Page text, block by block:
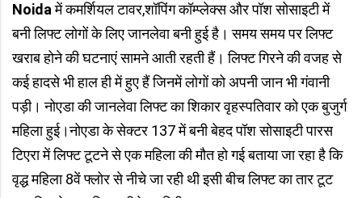
Noidaमें कमर्शियल टावर,शॉपिंग कॉम्प्लेक्स और पॉश सोसाइटी में
बनी लिफ्ट लोगों के लिए जानलेवा बनी हुई है। समय समय पर लिफ्ट
खराब होने की घटनाएं सामने आती रहती हैं। लिफ्ट गिरने की वजह से
कई हादसे भी हाल ही में हुए हैं जिनमें लोगों को अपनी जान भी गंवानी
पड़ी। नोएडा की जानलेवा लिफ्ट का शिकार वृहस्पतिवार को एक बुजुर्ग
महिला हुई।नोएडा के सेक्टर 137 में बनी बेहद पॉश सोसाइटी पारस
टिएरा में लिफ्ट टूटने से एक महिला की मौत हो गई बताया जा रहा है कि
वृद्ध महिला 8वें फ्लोर से नीचे जा रही थी इसी बीच लिफ्ट का तार टूट